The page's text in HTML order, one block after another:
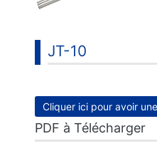
JT-10
Cliquer ici pour avoir
PDF à Télécharger